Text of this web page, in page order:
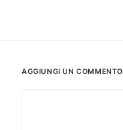
AGGIUNGI UN COMMENTO